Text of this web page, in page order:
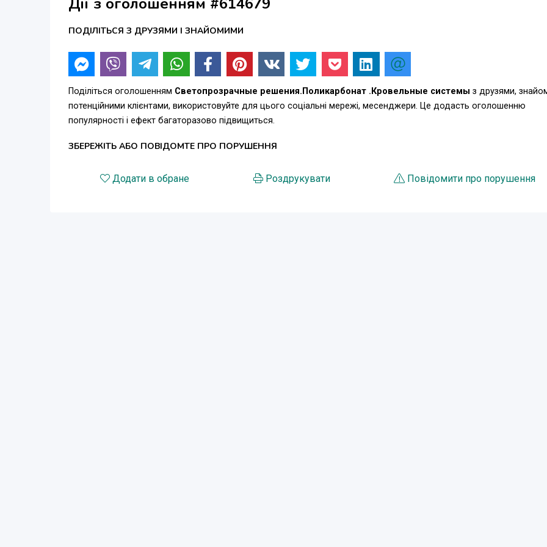
ПОДІЛІТЬСЯ З ДРУЗЯМИ І ЗНАЙОМИМИ
Поділіться оголошенням Светопрозрачные решения.Поликарбонат .Кровельные системы з друзями,
потенційними клієнтами, використовуйте для цього соціальні мережі, месенджери. Це додасть оголошенню
популярності і ефект багаторазово підвищиться.
ЗБЕРЕЖІТЬ АБО ПОВІДОМТЕ ПРО ПОРУШЕННЯ
Додати в обране Роздрукувати Повідомити про порушення